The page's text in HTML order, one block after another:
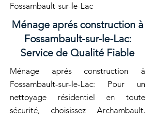
Fossambault-sur-le-Lac
Ménage aprés construction à
Fossambault-sur-le-Lac:
Service de Qualité Fiable
Ménage aprés construction à
Fossambault-sur-le-Lac: Pour un
nettoyage résidentiel en toute
sécurité, choisissez Archambault.